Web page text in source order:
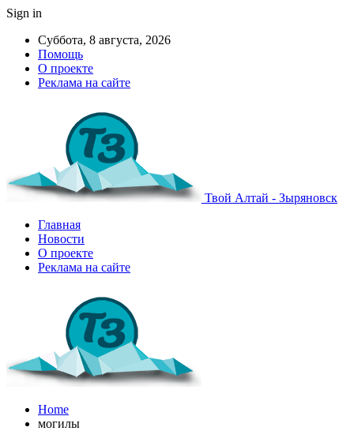
Sign in
Суббота, 8 августа, 2026
Помощь
О проекте
Реклама на сайте
Твой Алтай - Зыряновск
Главная
Новости
О проекте
Реклама на сайте
Home
могилы